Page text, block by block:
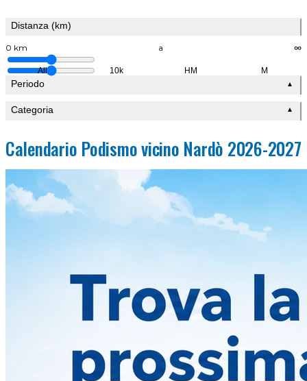
Distanza (km)
0 km a ∞
All 10k HM M
Periodo ▲
Categoria ▲
Calendario Podismo vicino Nardò 2026-2027